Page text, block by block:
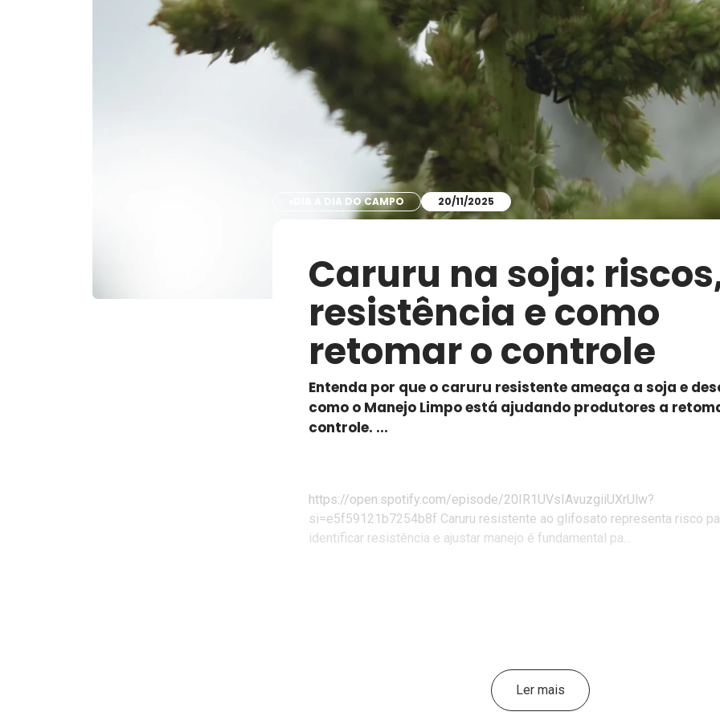
DIA A DIA DO CAMPO 20/11/2025
Caruru na soja:
resistência e como
retomar o controle
Entenda por que o caruru resistente ameaça a soja e
como o Manejo Limpo está ajudando produtores a
controle. ...
https://open.spotify.com/episode/20IR1UVsIAvuzgiiUXrUlw?
si=e5f59121b7254b8f Caruru resistente ao glifosato representa risco
identificar resistência e ajustar manejo é fundamental pa...
Ler mais